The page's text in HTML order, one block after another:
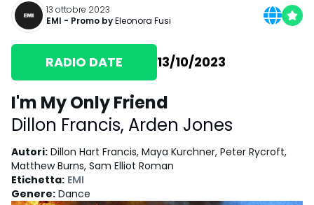
13 ottobre 2023
EMI - Promo byEleonora Fusi
RADIO DATE 13/10/2023
I'm My Only Friend
Dillon Francis, Arden Jones
Autori: Dillon Hart Francis, Maya Kurchner, Peter Rycroft,
Matthew Burns, Sam Elliot Roman
Etichetta: EMI
Genere: Dance